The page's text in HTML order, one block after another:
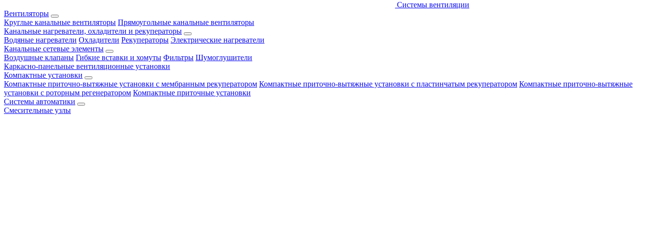
Системы вентиляции
Вентиляторы
Круглые канальные вентиляторы Прямоугольные канальные вентиляторы
Канальные нагреватели, охладители и рекуператоры
Водяные нагреватели Охладители Рекуператоры Электрические нагреватели
Канальные сетевые элементы
Воздушные клапаны Гибкие вставки и хомуты Фильтры Шумоглушители
Каркасно-панельные вентиляционные установки
Компактные установки
Компактные приточно-вытяжные установки с мембранным рекуператором Компактные приточно-вытяжные установки с пластинчатым рекуператором Компактные приточно-вытяжные
установки с роторным регенератором Компактные приточные установки
Системы автоматики
Смесительные узлы